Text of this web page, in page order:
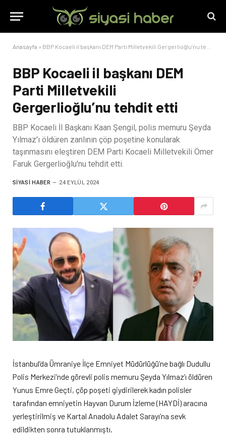
Anasayfa » BBP Kocaeli il başkanı DEM Parti Milletvekili Gergerlioğlu’nu tehdit etti
BBP Kocaeli il başkanı DEM
Parti Milletvekili
Gergerlioğlu’nu tehdit etti
BBP Kocaeli İl Başkanı Kaan Şengil, polis memuru Şeyda
Yılmaz'ı öldüren zanlının çöp poşetine konularak
taşınmasını eleştiren DEM Parti Kocaeli Milletvekili Ömer
Faruk Gergerlioğlu'nu tehdit etti.
SIYASI HABER 24 EYLÜL 2024
İstanbul’da Ümraniye İlçe Emniyet Müdürlüğü’ne bağlı Dudullu
Polis Merkezi’nde görevli polis memuru Şeyda Yılmaz’ı öldüren
Yunus Emre Geçti, çöp poşeti giydirilerek kadın polisler
tarafından emniyetin Hayvan Durum İzleme (HAYDİ) aracına
yerleştirilmiş ve Kartal Anadolu Adalet Sarayı’na sevk
edildikten sonra tutuklanmıştı.